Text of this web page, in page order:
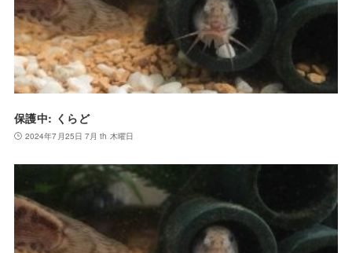
保護中: くらど
2024年7月25日 7月 th 木曜日